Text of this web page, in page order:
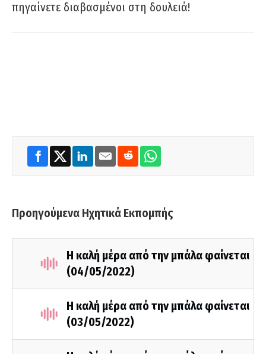
πηγαίνετε διαβασμένοι στη δουλειά!
Προηγούμενα Ηχητικά Εκπομπής
Η καλή μέρα από την μπάλα φαίνεται
(04/05/2022)
Η καλή μέρα από την μπάλα φαίνεται
(03/05/2022)